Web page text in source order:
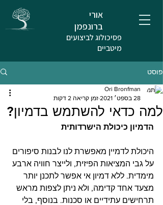
אורי
ברונפמן
פסיכולוג לביצועים
מיטביים
פוסט
למה כדאי להשתמש בדמיון?
Ori Bronfman
28 בספט׳ 2021
זמן קריאה 2 דקות
הדמיון כיכולת הישרדותית
היכולת לדמיין מאפשרת לנו לבנות סיפורים
על גבי המציאות הפיזית, ולייצר חוויה ארבע
מימדית. ללא דמיון אי אפשר לתכנן יותר
מצעד אחד קדימה, ולא ניתן לצפות מראש
תרחישים עתידיים או סכנות. בנוסף, בלי